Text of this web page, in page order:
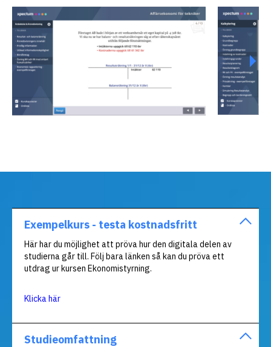
Exempelkurs - testa kostnadsfritt
Här har du möjlighet att pröva hur den digitala delen av
studierna går till. Följ bara länken så kan du pröva ett
utdrag ur kursen Ekonomistyrning.
Klicka här
Studieomfattning